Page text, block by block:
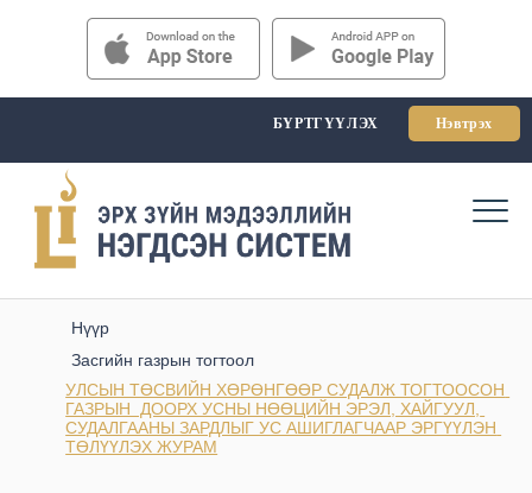
БҮРТГҮҮЛЭХ Нэвтрэх
Нүүр
Засгийн газрын тогтоол
УЛСЫН ТӨСВИЙН ХӨРӨНГӨӨР СУДАЛЖ ТОГТООСОН
ГАЗРЫН  ДООРХ УСНЫ НӨӨЦИЙН ЭРЭЛ, ХАЙГУУЛ,
СУДАЛГААНЫ ЗАРДЛЫГ УС АШИГЛАГЧААР ЭРГҮҮЛЭН
ТӨЛҮҮЛЭХ ЖУРАМ